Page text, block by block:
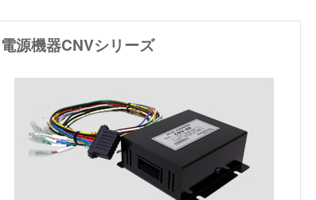
電源機器CNVシリーズ